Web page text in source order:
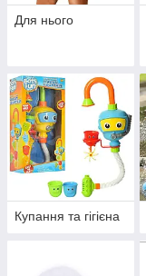
Для нього
Купання та гігієна